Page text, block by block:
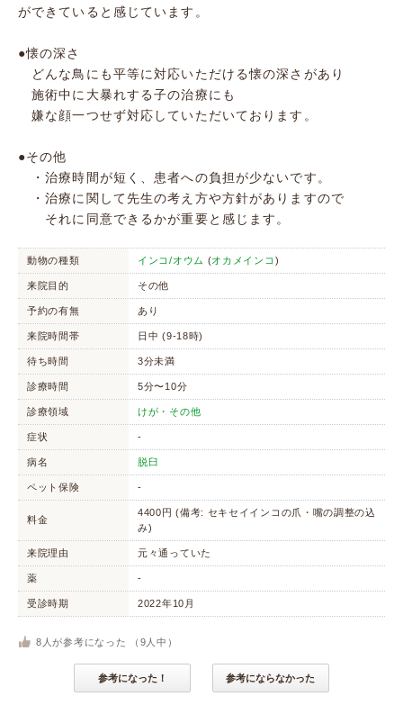
ができていると感じています。
●懐の深さ
どんな鳥にも平等に対応いただける懐の深さがあり
施術中に大暴れする子の治療にも
嫌な顔一つせず対応していただいております。
●その他
・治療時間が短く、患者への負担が少ないです。
・治療に関して先生の考え方や方針がありますので
それに同意できるかが重要と感じます。
動物の種類 インコ/オウム (オカメインコ )
来院目的 その他
予約の有無 あり
来院時間帯 日中 (9-18時)
待ち時間 3分未満
診療時間 5分〜10分
診療領域 けが・その他
症状 -
病名 脱臼
ペット保険 -
料金
4400円 (備考: セキセイインコの爪・嘴の調整の込
み)
来院理由 元々通っていた
薬 -
受診時期 2022年10月
8 人が参考になった （ 9 人中）
参考になった！ 参考にならなかった